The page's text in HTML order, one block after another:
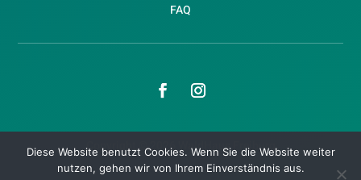
FAQ
Copyright © 2026 WaldHaus Freiburg
Diese Website benutzt Cookies. Wenn Sie die Website weiter
nutzen, gehen wir von Ihrem Einverständnis aus.